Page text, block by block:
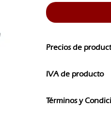
Precios de
CAMBIOS SIN
IVA de producto
IVA
Términos y